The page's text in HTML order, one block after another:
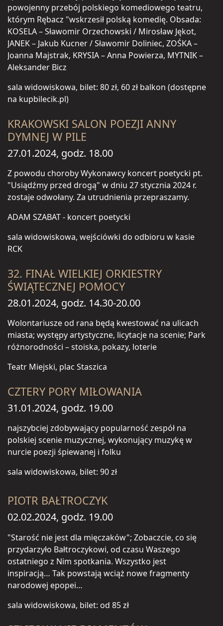
powojenny przebój polskiego komediowego teatru,
którym Rębacz "wskrzesił polską komedię. Obsada:
KOSELA – Sławomir Orzechowski / Mirosław Jękot,
JANEK – Jakub Kucner / Sławomir Doliniec, ZOŚKA –
Joanna Majstrak, KRYSIA – Anna Powierza, MYTNIK –
Aleksander Bicz
sala widowiskowa, bilet: 80 zł, 60 zł balkon (dostępne
na kupbilecik.pl)
KRAKOWSKI SALON POEZJI ANNY
DYMNEJ W PILE
27.01.2024, godz. 18.00
Z powodu choroby Wykonawcy koncert poetycki pt.
"Usiądźmy przed drogą" w dniu 27 stycznia 2024 r.
zostaje odwołany. Za utrudnienia przepraszamy.
ADAM SZABAT - koncert poetycki
sala widowiskowa, wejściówki do odbioru w kasie
RCK
32. FINAŁ WIELKIEJ ORKIESTRY
ŚWIĄTECZNEJ POMOCY
28.01.2024, godz. 14.30-20.00
Wolontariusze od rana będą kwestować na ulicach
miasta; występy artystyczne, licytacje na scenie; Park
różnorodności – stoiska, pokazy, loterie
Teatr Miejski, plac Staszica
CZTERY PORY MIŁOWANIA
31.01.2024, godz. 19.00
najszybciej zdobywający popularność zespół na
polskiej scenie muzycznej, wykonujący muzykę w
nurcie poezji śpiewanej i folku
sala widowiskowa, bilet: 90 zł
PIOTR BAŁTROCZYK
02.02.2024, godz. 19.00
"Starość nie jest dla mięczaków"; Zobaczcie, co się
przydarzyło Bałtroczykowi, od czasu Waszego
ostatniego z Nim spotkania. Wszystko jest
inspiracją… Tak powstają wciąż nowe fragmenty
narodowej epopei…
sala widowiskowa, bilet: od 85 zł